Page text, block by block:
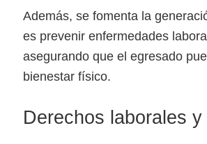
Además, se fomenta la
es prevenir enfermedades
asegurando que el egresado
bienestar físico.
Derechos laborales